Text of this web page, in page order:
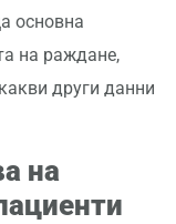
основна
на раждане,
други данни
на